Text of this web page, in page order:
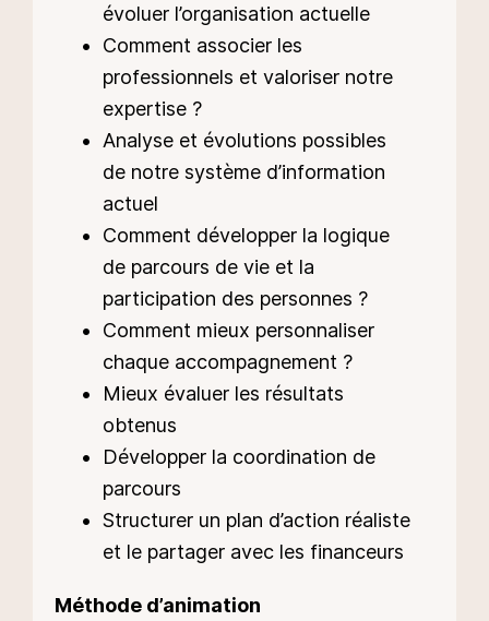
évoluer l’organisation actuelle
Comment associer les
professionnels et valoriser notre
expertise ?
Analyse et évolutions possibles
de notre système d’information
actuel
Comment développer la logique
de parcours de vie et la
participation des personnes ?
Comment mieux personnaliser
chaque accompagnement ?
Mieux évaluer les résultats
obtenus
Développer la coordination de
parcours
Structurer un plan d’action réaliste
et le partager avec les financeurs
Méthode d’animation